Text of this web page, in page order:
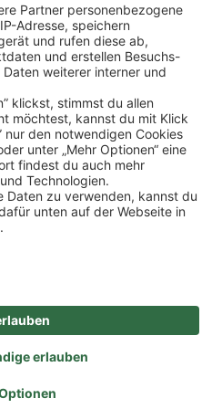
Privatsphäre-Einstellungen